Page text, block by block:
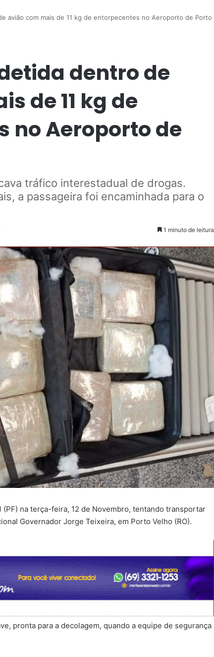
avião com mais de 11 kg de entorpecentes no Aeroporto de Porto
dentro de
de 11 kg de
no Aeroporto de
tráfico interestadual de drogas.
a passageira foi encaminhada para o
1 minuto de leitura
na terça-feira, 12 de Novembro, tentando transportar
Governador Jorge Teixeira, em Porto Velho (RO).
pronta para a decolagem, quando a equipe de segurança